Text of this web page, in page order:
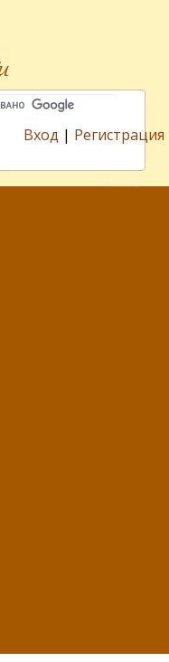
Вход | Регистрация